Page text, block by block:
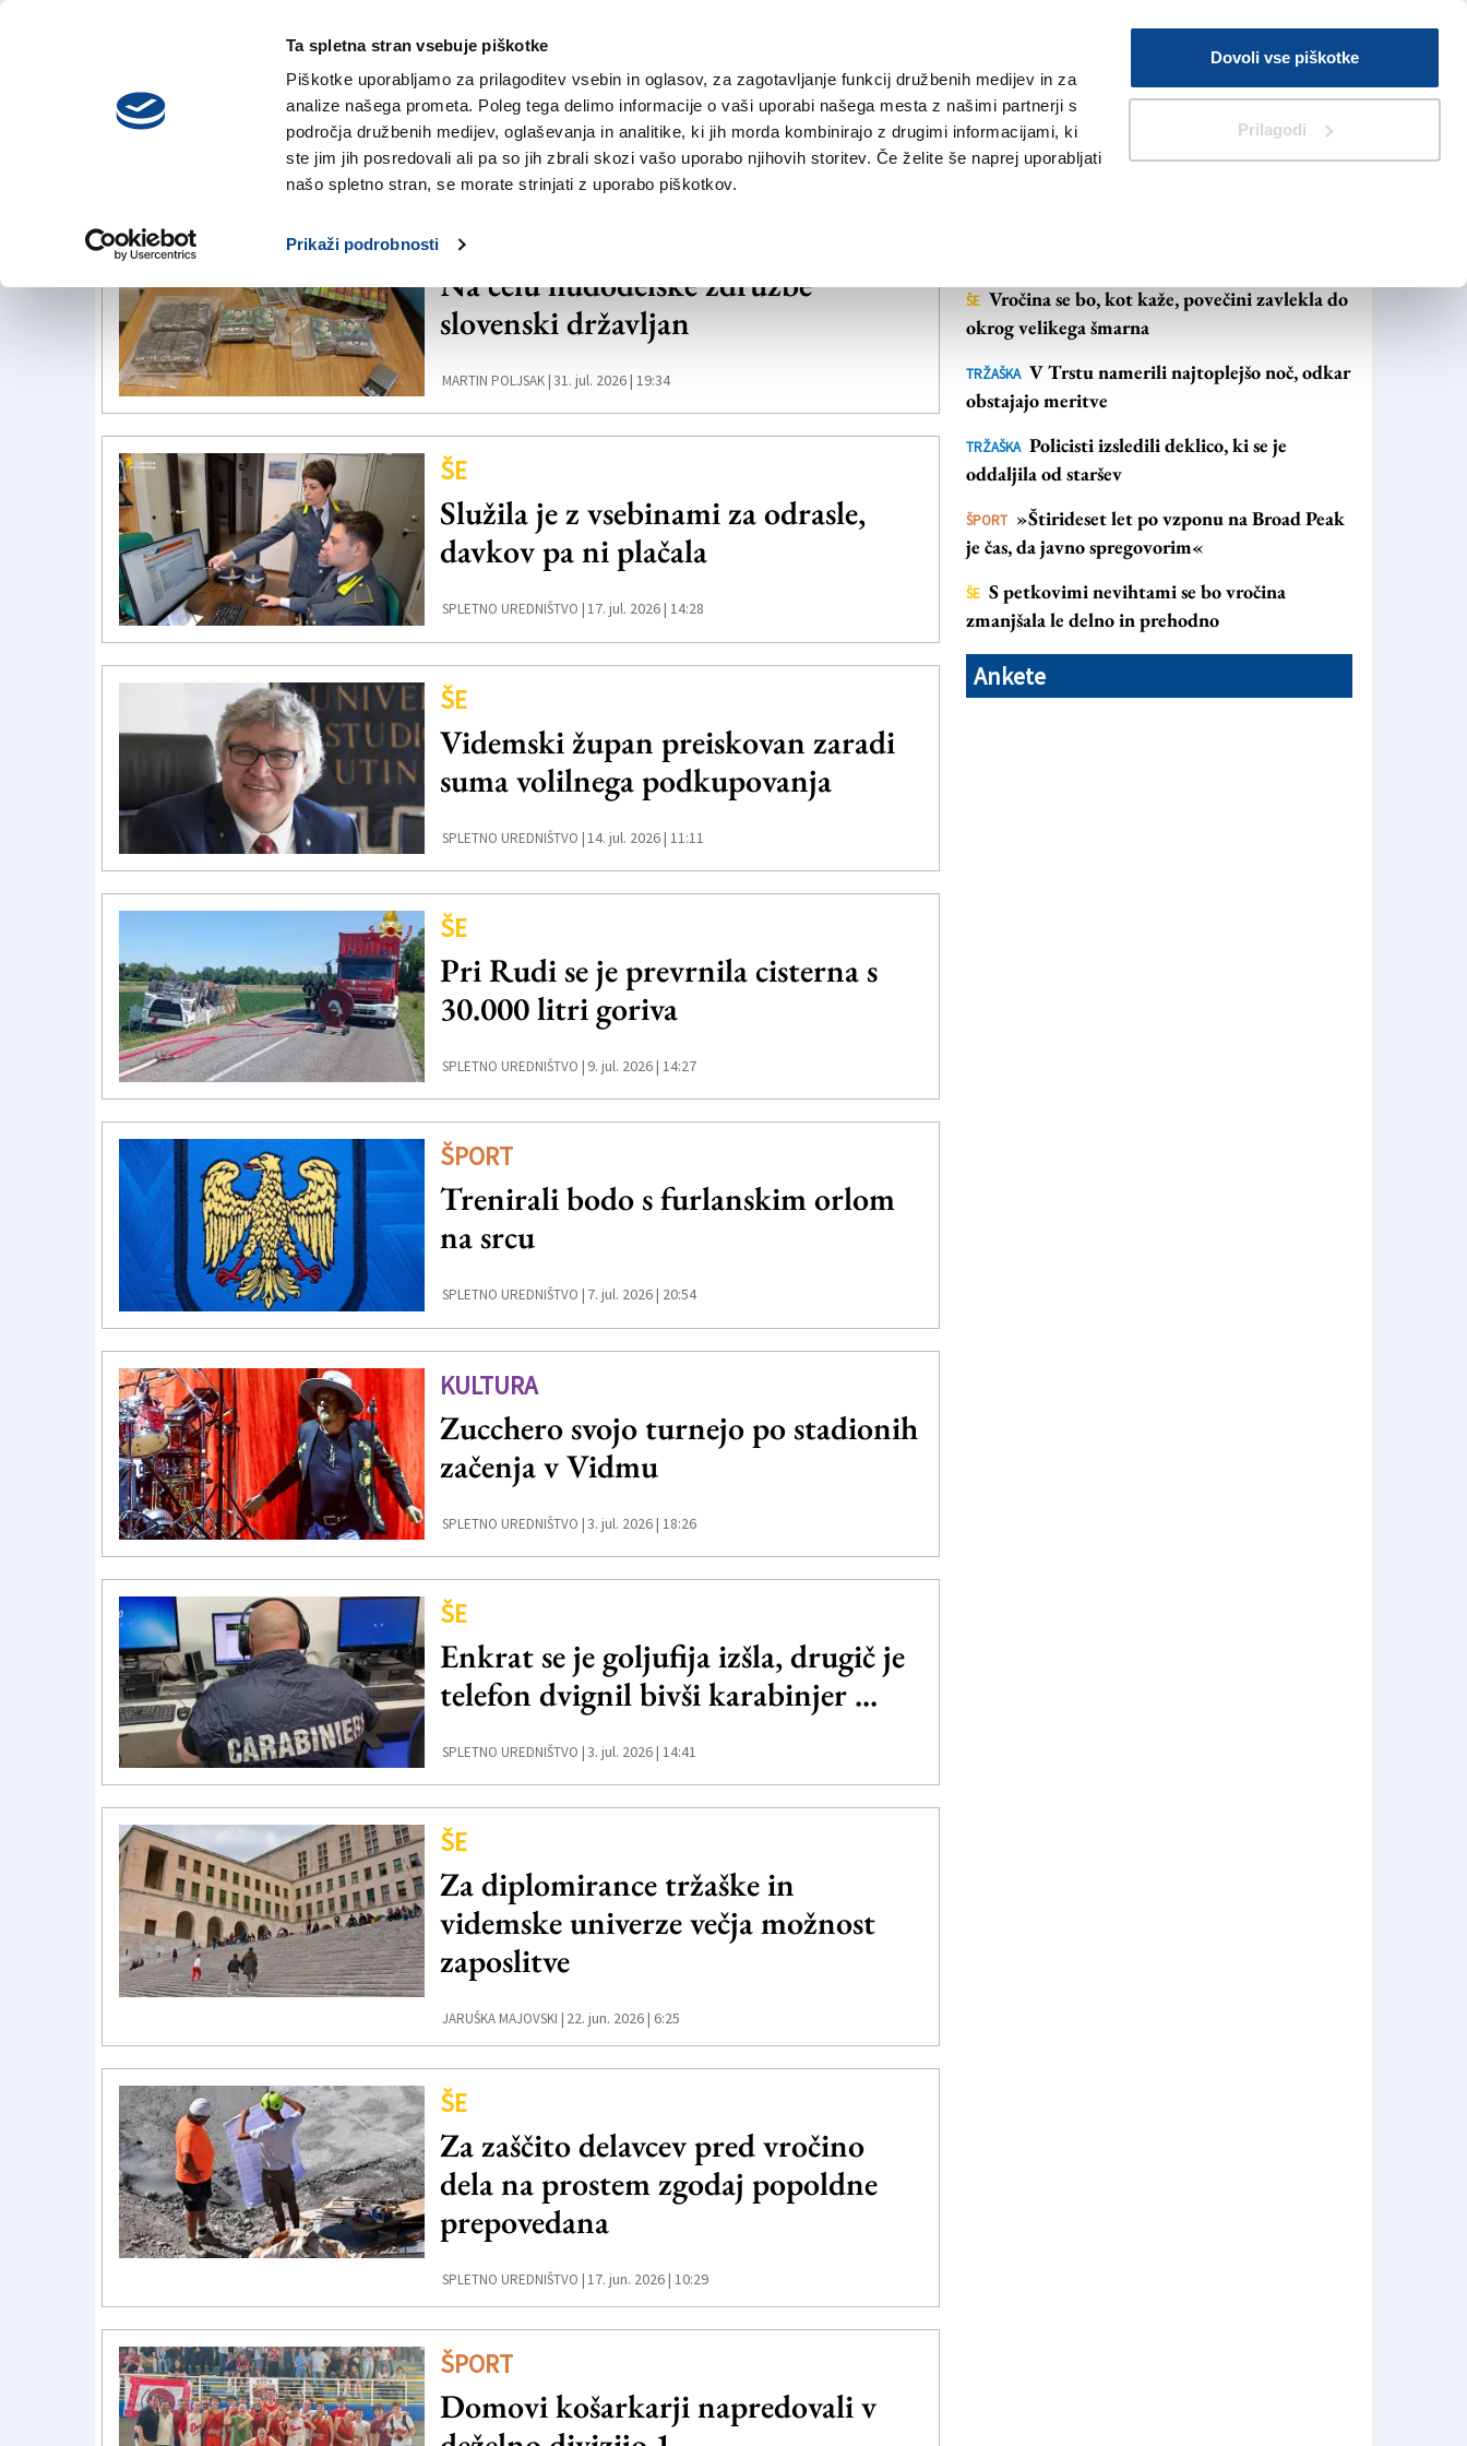
Ta spletna stran vsebuje piškotke
Piškotke uporabljamo za prilagoditev vsebin in oglasov, za zagotavljanje funkcij družbenih medijev in za
analize našega prometa. Poleg tega delimo informacije o vaši uporabi našega mesta z našimi partnerji s
področja družbenih medijev, oglaševanja in analitike, ki jih morda kombinirajo z drugimi informacijami, ki
ste jim jih posredovali ali pa so jih zbrali skozi vašo uporabo njihovih storitev. Če želite še naprej uporabljati
našo spletno stran, se morate strinjati z uporabo piškotkov.
Prikaži podrobnosti
Dovoli vse piškotke
Prilagodi
petek,
7. avgusta 2026
V Kioskih
Iskanje
NOVICE TRŽAŠKA GORIŠKA KULTURA ŠPORT ŠE
ŠE
Na čelu hudodelske združbe
slovenski državljan
MARTIN POLJSAK | 31. jul. 2026 | 19:34
ŠE
Služila je z vsebinami za odrasle,
davkov pa ni plačala
SPLETNO UREDNIŠTVO | 17. jul. 2026 | 14:28
ŠE
Videmski župan preiskovan zaradi
suma volilnega podkupovanja
SPLETNO UREDNIŠTVO | 14. jul. 2026 | 11:11
ŠE
Pri Rudi se je prevrnila cisterna s
30.000 litri goriva
SPLETNO UREDNIŠTVO | 9. jul. 2026 | 14:27
ŠPORT
Trenirali bodo s furlanskim orlom
na srcu
SPLETNO UREDNIŠTVO | 7. jul. 2026 | 20:54
KULTURA
Zucchero svojo turnejo po stadionih
začenja v Vidmu
SPLETNO UREDNIŠTVO | 3. jul. 2026 | 18:26
ŠE
Enkrat se je goljufija izšla, drugič je
telefon dvignil bivši karabinjer ...
SPLETNO UREDNIŠTVO | 3. jul. 2026 | 14:41
ŠE
Za diplomirance tržaške in
videmske univerze večja možnost
zaposlitve
JARUŠKA MAJOVSKI | 22. jun. 2026 | 6:25
ŠE
Za zaščito delavcev pred vročino
dela na prostem zgodaj popoldne
prepovedana
SPLETNO UREDNIŠTVO | 17. jun. 2026 | 10:29
ŠPORT
Domovi košarkarji napredovali v
ŠE Vročina se bo, kot kaže, povečini zavlekla do
okrog velikega šmarna
TRŽAŠKA V Trstu namerili najtoplejšo noč, odkar
obstajajo meritve
TRŽAŠKA Policisti izsledili deklico, ki se je
oddaljila od staršev
ŠPORT »Štirideset let po vzponu na Broad Peak
je čas, da javno spregovorim«
ŠE S petkovimi nevihtami se bo vročina
zmanjšala le delno in prehodno
Ankete